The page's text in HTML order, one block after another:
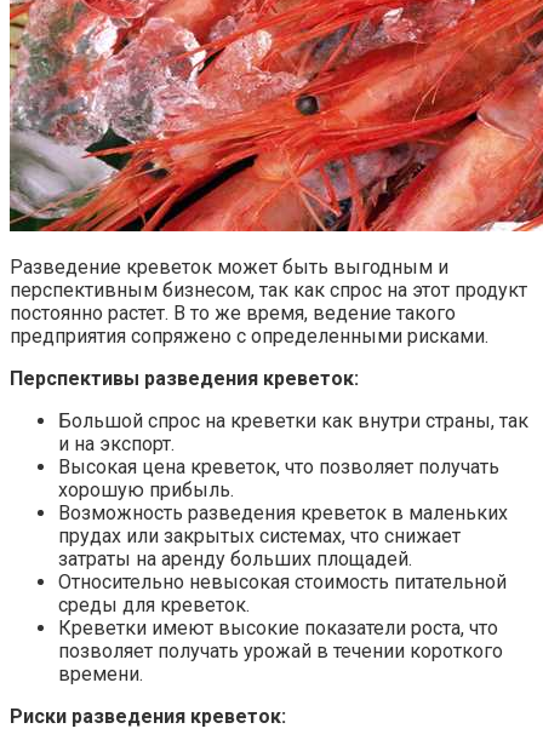
Разведение креветок может быть выгодным и
перспективным бизнесом, так как спрос на этот продукт
постоянно растет. В то же время, ведение такого
предприятия сопряжено с определенными рисками.
Перспективы разведения креветок:
Большой спрос на креветки как внутри страны, так
и на экспорт.
Высокая цена креветок, что позволяет получать
хорошую прибыль.
Возможность разведения креветок в маленьких
прудах или закрытых системах, что снижает
затраты на аренду больших площадей.
Относительно невысокая стоимость питательной
среды для креветок.
Креветки имеют высокие показатели роста, что
позволяет получать урожай в течении короткого
времени.
Риски разведения креветок: